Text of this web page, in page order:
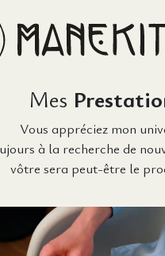
Mes
Vous appréciez mon
à la recherche de
vôtre sera peut-être le